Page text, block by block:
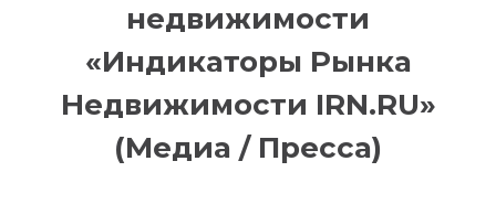
недвижимости
«Индикаторы Рынка
Недвижимости IRN.RU»
(Медиа / Пресса)